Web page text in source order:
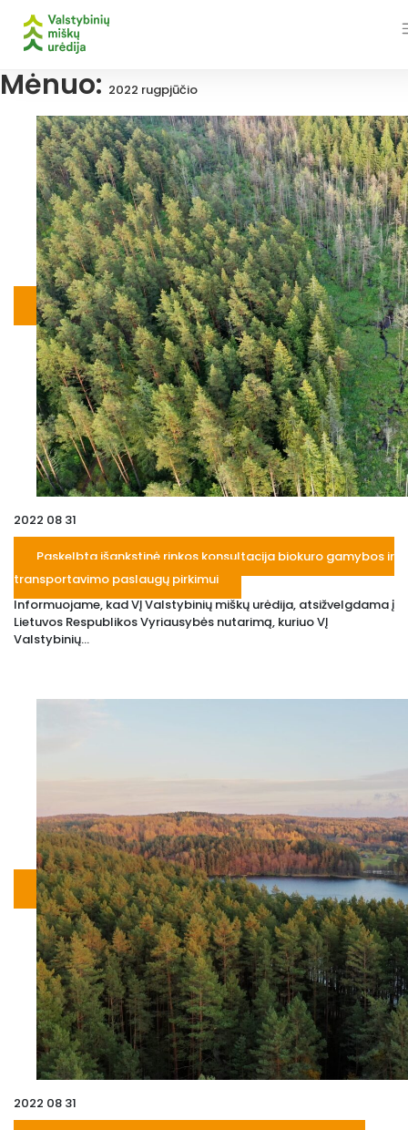
content
Mėnuo: 2022 rugpjūčio
2022 08 31
Paskelbta išankstinė rinkos konsultacija biokuro gamybos ir
transportavimo paslaugų pirkimui
Informuojame, kad VĮ Valstybinių miškų urėdija, atsižvelgdama į
Lietuvos Respublikos Vyriausybės nutarimą, kuriuo VĮ
Valstybinių...
2022 08 31